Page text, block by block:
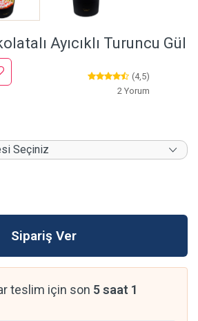
Ayıcıklı Turuncu Gül
(4,5)
2 Yorum
Seçiniz
teslim için son 5 saat 1